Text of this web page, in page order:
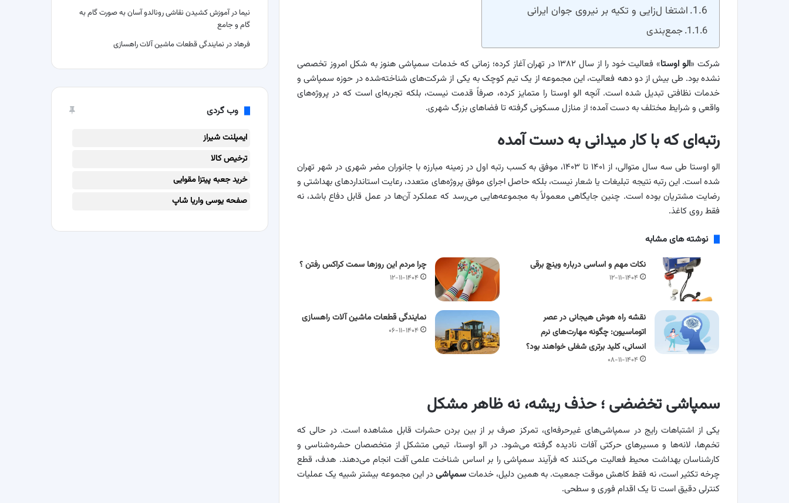
اشتغا ل‌زایی و تکیه بر نیروی جوان ایرانی
جمع‌بندی
شرکت «الو اوستا
» فعالیت خود را از سال ۱۳۸۲ در تهران آغاز کرده؛ زمانی که خدمات سمپاشی هنوز به شکل امروز تخصصی
نشده بود. طی بیش از دو دهه فعالیت، این مجموعه از یک تیم کوچک به یکی از شرکت‌های شناخته‌شده در حوزه سمپاشی و
خدمات نظافتی تبدیل شده است. آنچه الو اوستا را متمایز کرده، صرفاً قدمت نیست، بلکه تجربه‌ای است که در پروژه‌های
واقعی و شرایط مختلف به دست آمده؛ از منازل مسکونی گرفته تا فضاهای بزرگ شهری.
رتبه‌ای که با کار میدانی به دست آمده
الو اوستا طی سه سال متوالی، از ۱۴۰۱ تا ۱۴۰۳، موفق به کسب رتبه اول در زمینه مبارزه با جانوران مضر شهری در شهر تهران
شده است. این رتبه نتیجه تبلیغات یا شعار نیست، بلکه حاصل اجرای موفق پروژه‌های متعدد، رعایت استانداردهای بهداشتی و
رضایت مشتریان بوده است. چنین جایگاهی معمولاً به مجموعه‌هایی می‌رسد که عملکرد آن‌ها در عمل قابل دفاع باشد، نه
فقط روی کاغذ.
نوشته های مشابه
نکات مهم و اساسی درباره وینچ برقی
۱۲-۱۱-۱۴۰۴
چرا مردم این روزها سمت کراکس رفتن ؟
۱۲-۱۱-۱۴۰۴
نقشه راه هوش هیجانی در عصر
اتوماسیون: چگونه مهارت‌های نرم
انسانی، کلید برتری شغلی خواهند بود؟
۰۸-۱۱-۱۴۰۴
نمایندگی قطعات ماشین آلات راهسازی
۰۶-۱۱-۱۴۰۴
سمپاشی تخضضی ؛ حذف ریشه، نه ظاهر مشکل
یکی از اشتباهات رایج در سمپاشی‌های غیرحرفه‌ای، تمرکز صرف بر از بین بردن حشرات قابل مشاهده است. در حالی که
تخم‌ها، لانه‌ها و مسیرهای حرکتی آفات نادیده گرفته می‌شود. در الو اوستا، تیمی متشکل از متخصصان حشره‌شناسی و
کارشناسان بهداشت محیط فعالیت می‌کنند که فرآیند سمپاشی را بر اساس شناخت علمی آفت انجام می‌دهند. هدف، قطع
چرخه تکثیر است، نه فقط کاهش موقت جمعیت. به همین دلیل، خدماتسمپاشیدر این مجموعه بیشتر شبیه یک عملیات
کنترلی دقیق است تا یک اقدام فوری و سطحی.
نیما درآموزش کشیدن نقاشی رونالدو آسان به صورت گام به
گام و جامع
فرهاددر نمایندگی قطعات ماشین آلات راهسازی
وب گردی
ایمپلنت شیراز
ترخیص کالا
خرید جعبه پیتزا مقوایی
صفحه یوسی واریا شاپ